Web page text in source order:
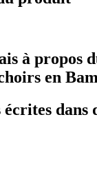
à propos
en
écrites dans